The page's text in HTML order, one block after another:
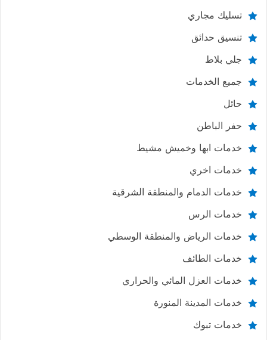
تسليك مجاري
تنسيق حدائق
جلي بلاط
جميع الخدمات
حائل
حفر الباطن
خدمات ابها وخميش مشيط
خدمات اخري
خدمات الدمام والمنطقة الشرقية
خدمات الرس
خدمات الرياض والمنطقة الوسطي
خدمات الطائف
خدمات العزل المائي والحراري
خدمات المدينة المنورة
خدمات تبوك